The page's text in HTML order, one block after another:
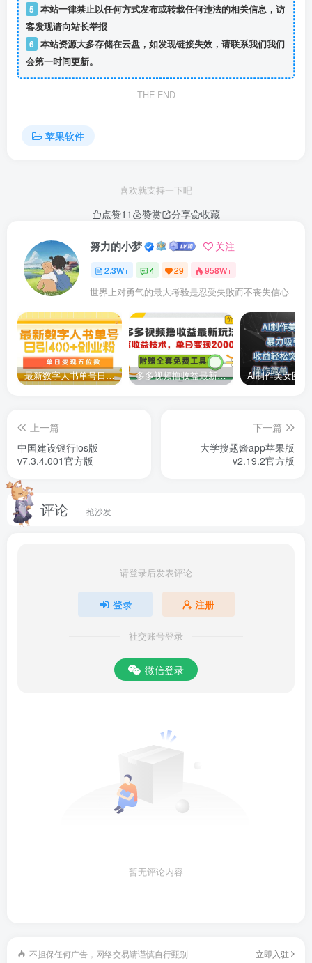
一米阅读苹果手机家长版是一款优秀的学习教育软件，主要
是帮助中小学生人群提升阅读和写作能力。该软件内所包含
王子、简爱、鲁滨孙漂流记等海量名著，并且还提供了名著
导读、有声书、电子书、每日一句、思维导图等多项功能。
除此之外，在
子的视野。比如，一米阅读还为用户提供了读书闯关，可以
和全国用户来pk争当学霸，用这种游戏的方式来激发学生的
时产生的疏漏，从而更有效的提高学生阅读能力。有需要的
1、专项服务：培养孩子读书好习惯，提供多种读书服务。
3、读书圈：分享孩子读书收获与心得，展示孩子的读书成长
一米阅读苹果手机家长版怎么添加孩子？
5 本站一律禁止以任何方式发布或转载任何违法的相关信息，访
客发现请向站长举报
6 本站资源大多存储在云盘，如发现链接失效，请联系我们我们
会第一时间更新。
THE END
苹果软件
喜欢就支持一下吧
点赞11 赞赏 分享 收藏
努力的小梦 关注
2.3W+ 4 29 958W+
世界上对勇气的最大考验是忍受失败而不丧失信心
最新数字人书单号日400+创业粉，单日变现五位数，市面卖5980附软件和详… 多多视频撸收益最新玩法，高收益技术，单日变现2000+，附赠全套技术资料
上一篇
中国建设银行ios版
v7.3.4.001官方版
下一篇
大学搜题酱app苹果版
v2.19.2官方版
评论 抢沙发
请登录后发表评论
登录 注册
社交账号登录
微信登录
暂无评论内容
不担保任何广告，网络交易请谨慎自行甄别 立即入驻